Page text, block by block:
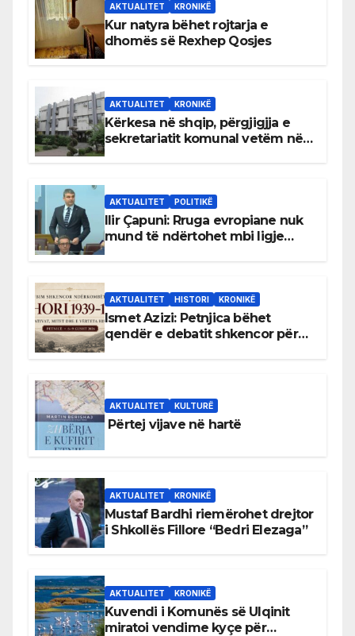
AKTUALITET KRONIKË
Kur natyra bëhet rojtarja e
dhomës së Rexhep Qosjes
AKTUALITET KRONIKË
Kërkesa në shqip, përgjigjja e
sekretariatit komunal vetëm në
AKTUALITET POLITIKË
Ilir Çapuni: Rruga evropiane nuk
mund të ndërtohet mbi ligje
AKTUALITET HISTORI KRONIKË
Ismet Azizi: Petnjica bëhet
qendër e debatit shkencor për
AKTUALITET KULTURË
Përtej vijave në hartë
AKTUALITET KRONIKË
Mustaf Bardhi riemërohet drejtor
i Shkollës Fillore “Bedri Elezaga”
AKTUALITET KRONIKË
Kuvendi i Komunës së Ulqinit
miratoi vendime kyçe për